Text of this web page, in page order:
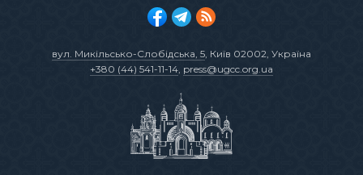
вул. Микільсько-Слобідська, 5, Київ 02002, Україна
+380 (44) 541-11-14, press@ugcc.org.ua